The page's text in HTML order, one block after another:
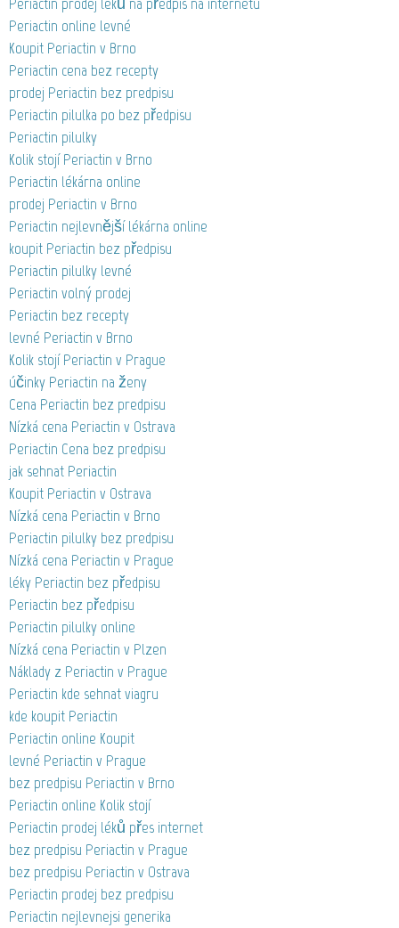
Periactin online levné
Koupit Periactin v Brno
Periactin cena bez recepty
prodej Periactin bez predpisu
Periactin pilulka po bez předpisu
Periactin pilulky
Kolik stojí Periactin v Brno
Periactin lékárna online
prodej Periactin v Brno
Periactin nejlevnější lékárna online
koupit Periactin bez předpisu
Periactin pilulky levné
Periactin volný prodej
Periactin bez recepty
levné Periactin v Brno
Kolik stojí Periactin v Prague
účinky Periactin na ženy
Cena Periactin bez predpisu
Nízká cena Periactin v Ostrava
Periactin Cena bez predpisu
jak sehnat Periactin
Koupit Periactin v Ostrava
Nízká cena Periactin v Brno
Periactin pilulky bez predpisu
Nízká cena Periactin v Prague
léky Periactin bez předpisu
Periactin bez předpisu
Periactin pilulky online
Nízká cena Periactin v Plzen
Náklady z Periactin v Prague
Periactin kde sehnat viagru
kde koupit Periactin
Periactin online Koupit
levné Periactin v Prague
bez predpisu Periactin v Brno
Periactin online Kolik stojí
Periactin prodej léků přes internet
bez predpisu Periactin v Prague
bez predpisu Periactin v Ostrava
Periactin prodej bez predpisu
Periactin nejlevnejsi generika